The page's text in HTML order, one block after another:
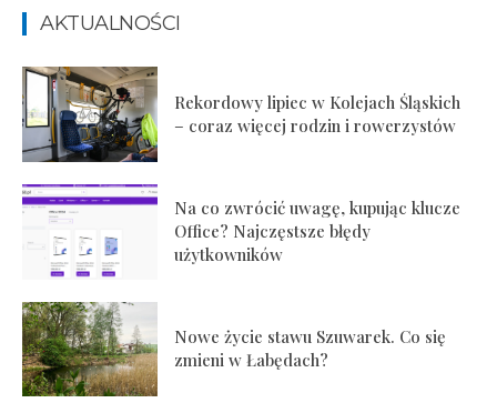
AKTUALNOŚCI
Rekordowy lipiec w Kolejach Śląskich
– coraz więcej rodzin i rowerzystów
Na co zwrócić uwagę, kupując klucze
Office? Najczęstsze błędy
użytkowników
Nowe życie stawu Szuwarek. Co się
zmieni w Łabędach?